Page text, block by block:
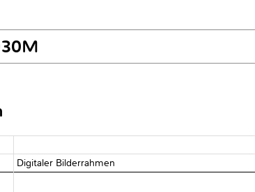
Digitaler Bilderrahmen